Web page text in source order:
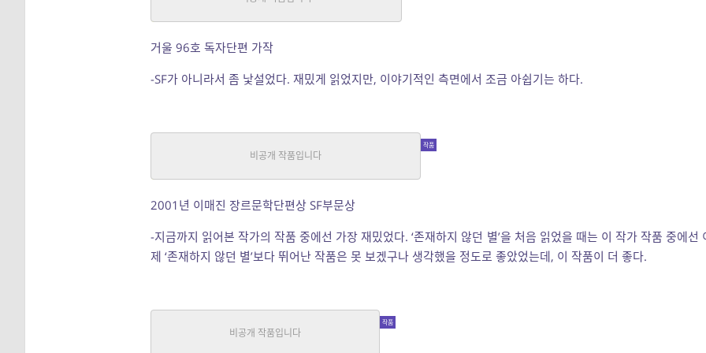
일반 | 니그라토
거울 96호 독자단편 가작
-SF가 아니라서 좀 낯설었다. 재밌게 읽었지만, 이야기적인 측면에서 조금 아쉽기는 하다.
고양이와 엘리베이터 – 2001(작은 상 탐)
| 니그라토
2001년 이매진 장르문학단편상 SF부문상
-지금까지 읽어본 작가의 작품 중에선 가장 재밌었다. ‘존재하지 않던 별’을 처음 읽었을 때는 이 작가 작품 중에선
제 ‘존재하지 않던 별’보다 뛰어난 작품은 못 보겠구나 생각했을 정도로 좋았었는데, 이 작품이 더 좋다.
새로운 하늘 – 2000[작은 상 탐]
SF 니그라토